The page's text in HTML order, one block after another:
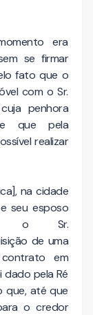
era
se firmar
fato que o
com o Sr.
penhora
e que pela
realizar
na cidade
seu esposo
o Sr.
de uma
em
pela Ré
que, até que
o credor